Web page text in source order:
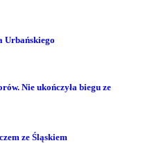
Urbańskiego
Nie ukończyła biegu ze
ze Śląskiem